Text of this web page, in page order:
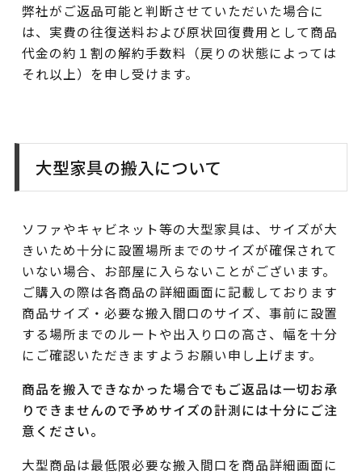
弊社がご返品可能と判断させていただいた場合に
は、実費の往復送料および原状回復費用として商品
代金の約１割の解約手数料（戻りの状態によっては
それ以上）を申し受けます。
大型家具の搬入について
ソファやキャビネット等の大型家具は、サイズが大
きいため十分に設置場所までのサイズが確保されて
いない場合、お部屋に入らないことがございます。
ご購入の際は各商品の詳細画面に記載しております
商品サイズ・必要な搬入間口のサイズ、事前に設置
する場所までのルートや出入り口の高さ、幅を十分
にご確認いただきますようお願い申し上げます。
商品を搬入できなかった場合でもご返品は一切お承
りできませんので予めサイズの計測には十分にご注
意ください。
大型商品は最低限必要な搬入間口を商品詳細画面に